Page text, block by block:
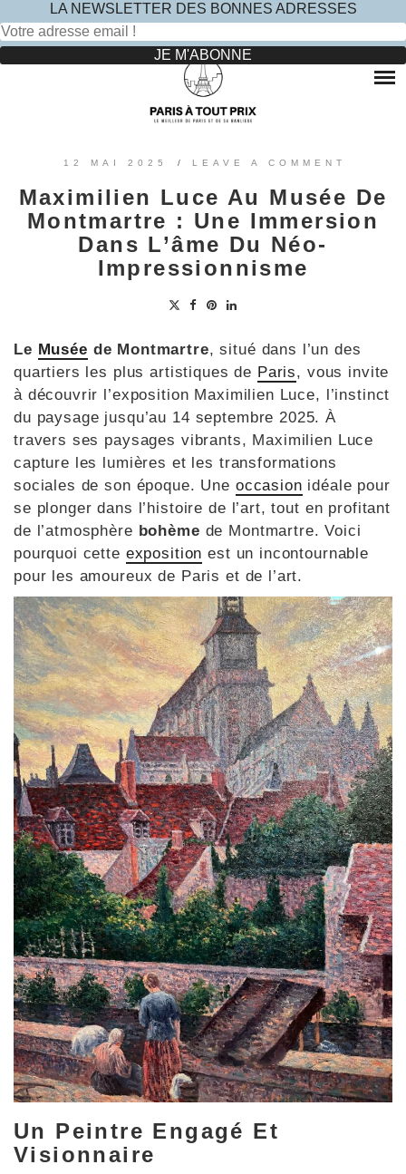
Rechercher :
Skip
OÙ MANGER DANS LE MARAIS ?
OÙ MANGER DANS PARIS 5 -ÈME ?
OÙ MANGER DANS LE 15ÈME ?
OÙ MANGER DANS PARIS 17ÈME ?
OÙ MANGER DANS PARIS 20ÈME ?
?
SORTIES ENFANTS
PARCS ATTRACTION BANLIEUE
CONTACTEZ-NOUS
12 MAI 2025 / LEAVE A COMMENT
Maximilien Luce Au Musée De
Montmartre : Une Immersion
Dans L’âme Du Néo-
Impressionnisme
Le Musée de Montmartre, situé dans l’un des
quartiers les plus artistiques de Paris, vous invite
à découvrir l’exposition Maximilien Luce, l’instinct
du paysage jusqu’au 14 septembre 2025. À
travers ses paysages vibrants, Maximilien Luce
capture les lumières et les transformations
sociales de son époque. Une occasion idéale pour
se plonger dans l’histoire de l’art, tout en profitant
de l’atmosphère bohème de Montmartre. Voici
pourquoi cette exposition est un incontournable
pour les amoureux de Paris et de l’art.
Un Peintre Engagé Et
Visionnaire
LA NEWSLETTER DES BONNES ADRESSES